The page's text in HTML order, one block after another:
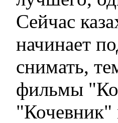
Сейчас
начинает
снимать,
фильмы
"Кочевник"